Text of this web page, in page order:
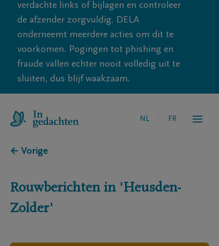
verdachte links of bijlagen en controleer
de afzender zorgvuldig. DELA
onderneemt meerdere acties om dit te
voorkomen. Pogingen tot phishing en
fraude vallen echter nooit volledig uit te
sluiten, dus blijf waakzaam.
NL FR
← Vorige
Rouwberichten in 'Heusden-
Zolder'